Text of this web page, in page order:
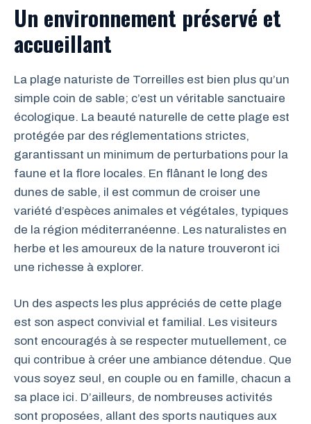
Un environnement préservé et
accueillant
La plage naturiste de Torreilles est bien plus qu’un
simple coin de sable; c’est un véritable sanctuaire
écologique. La beauté naturelle de cette plage est
protégée par des réglementations strictes,
garantissant un minimum de perturbations pour la
faune et la flore locales. En flânant le long des
dunes de sable, il est commun de croiser une
variété d’espèces animales et végétales, typiques
de la région méditerranéenne. Les naturalistes en
herbe et les amoureux de la nature trouveront ici
une richesse à explorer.
Un des aspects les plus appréciés de cette plage
est son aspect convivial et familial. Les visiteurs
sont encouragés à se respecter mutuellement, ce
qui contribue à créer une ambiance détendue. Que
vous soyez seul, en couple ou en famille, chacun a
sa place ici. D’ailleurs, de nombreuses activités
sont proposées, allant des sports nautiques aux